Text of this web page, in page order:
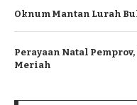
Oknum Mantan Lurah
Perayaan Natal
Meriah